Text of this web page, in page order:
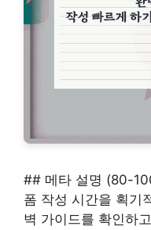
## 메타 설명 (80-
폼 작성 시간을 획기
벽 가이드를 확인하